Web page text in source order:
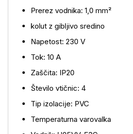
Prerez vodnika: 1,0 mm²
kolut z gibljivo sredino
Napetost: 230 V
Tok: 10 A
Zaščita: IP20
Število vtičnic: 4
Tip izolacije: PVC
Temperaturna varovalka